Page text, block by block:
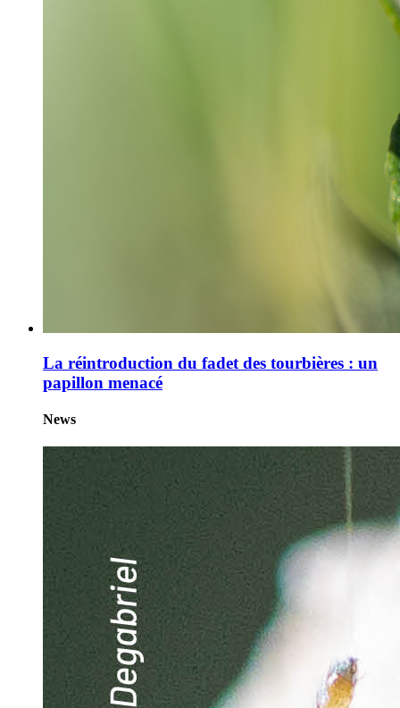
La réintroduction du fadet des tourbières : un
papillon menacé
News